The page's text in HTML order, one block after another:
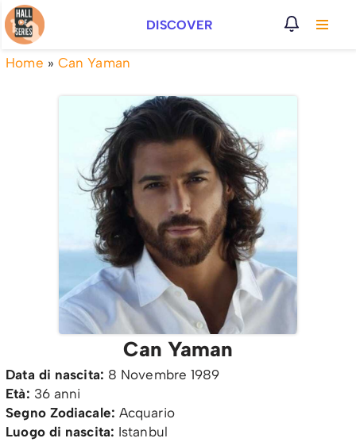
Vai
al
DISCOVER
Home » Can Yaman
Can Yaman
Data di nascita: 8 Novembre 1989
Età: 36 anni
Segno Zodiacale: Acquario
Luogo di nascita: Istanbul